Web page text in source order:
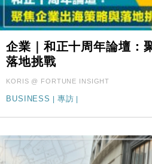
企業｜和正十周年論壇：
落地挑戰
KORIS @ FORTUNE INSIGHT
BUSINESS | 專訪 |